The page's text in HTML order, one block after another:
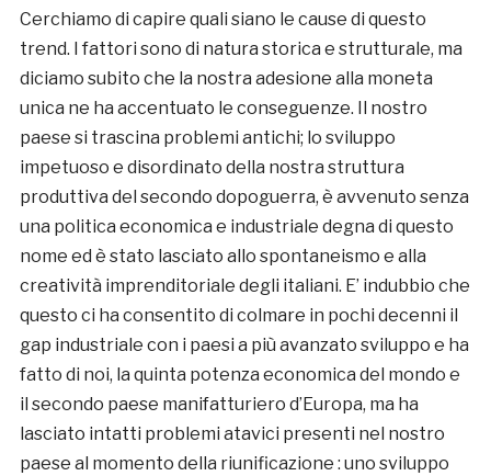
Cerchiamo di capire quali siano le cause di questo
trend. I fattori sono di natura storica e strutturale, ma
diciamo subito che la nostra adesione alla moneta
unica ne ha accentuato le conseguenze. Il nostro
paese si trascina problemi antichi; lo sviluppo
impetuoso e disordinato della nostra struttura
produttiva del secondo dopoguerra, è avvenuto senza
una politica economica e industriale degna di questo
nome ed è stato lasciato allo spontaneismo e alla
creatività imprenditoriale degli italiani. E’ indubbio che
questo ci ha consentito di colmare in pochi decenni il
gap industriale con i paesi a più avanzato sviluppo e ha
fatto di noi, la quinta potenza economica del mondo e
il secondo paese manifatturiero d’Europa, ma ha
lasciato intatti problemi atavici presenti nel nostro
paese al momento della riunificazione : uno sviluppo